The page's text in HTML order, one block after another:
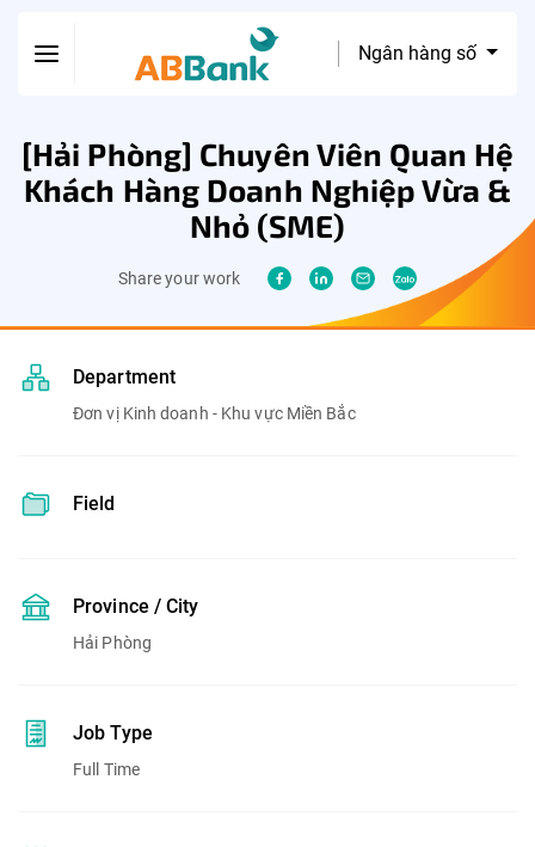
Ngân hàng số
[Hải Phòng] Chuyên Viên Quan Hệ
Khách Hàng Doanh Nghiệp Vừa &
Nhỏ (SME)
Share your work
Department
Đơn vị Kinh doanh - Khu vực Miền Bắc
Field
Province / City
Hải Phòng
Job Type
Full Time